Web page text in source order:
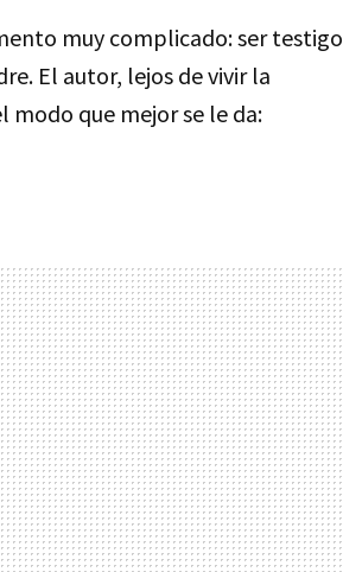
muy complicado: ser testigo
El autor, lejos de vivir la
modo que mejor se le da: